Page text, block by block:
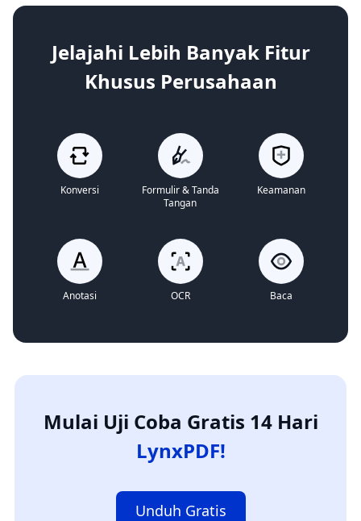
Jelajahi Lebih Banyak Fitur
Khusus Perusahaan
Konversi
Formulir & Tanda
Tangan
Keamanan
Anotasi OCR Baca
Mulai Uji Coba Gratis 14 Hari
LynxPDF!
Unduh Gratis